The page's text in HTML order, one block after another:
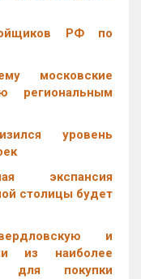
РФ по
московские
региональным
уровень
экспансия
столицы будет
и
из наиболее
для покупки